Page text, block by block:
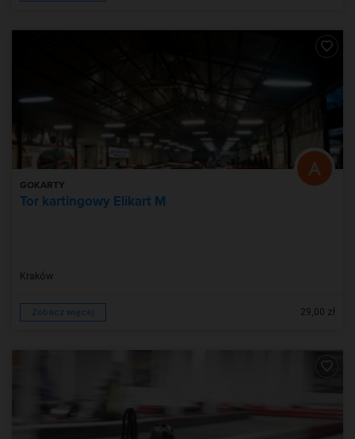
GOKARTY
Tor kartingowy Elikart M
Kraków
Zobacz więcej 29,00 zł